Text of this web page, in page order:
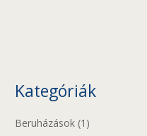
Kategóriák
Beruházások (1)